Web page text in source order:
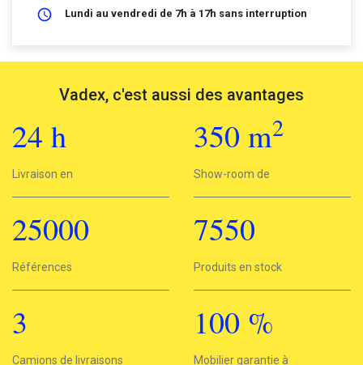
schedule Lundi au vendredi de 7h à 17h sans interruption
Vadex, c'est aussi des avantages
24 h
Livraison en
350 m2
Show-room de
25000
25000
Références
7550
7550
Produits en stock
3
3
Camions de livraisons
100 %
Mobilier garantie à